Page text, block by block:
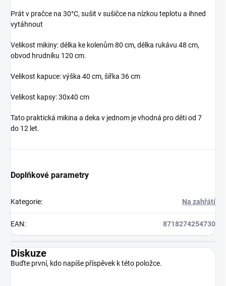
Prát v pračce na 30°C, sušit v sušičce na nízkou teplotu a ihned
vytáhnout
Velikost mikiny: délka ke kolenům 80 cm, délka rukávu 48 cm,
obvod hrudníku 120 cm.
Velikost kapuce: výška 40 cm, šířka 36 cm
Velikost kapsy: 30x40 cm
Tato praktická mikina a deka v jednom je vhodná pro děti od 7
do 12 let.
Doplňkové parametry
Kategorie: Na zahřátí
EAN: 8718274254730
Diskuze
Buďte první, kdo napíše příspěvek k této položce.